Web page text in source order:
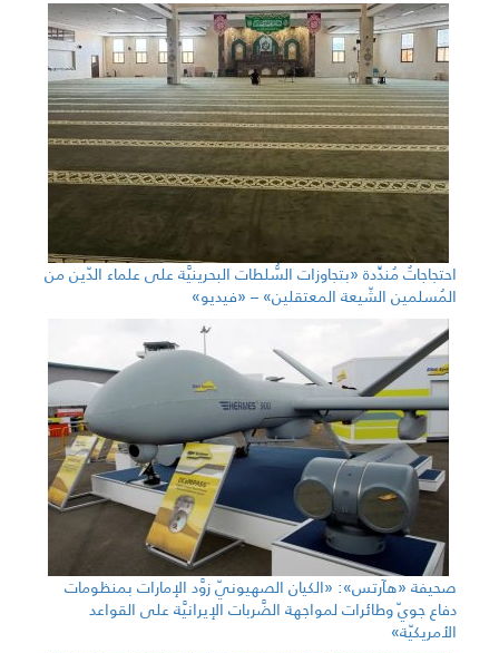
احتجاجاتٌ مُندِّدة «بتجاوزات السُّلطات البحرينيَّة على علماء الدّين من
المُسلمين الشّيعة المعتقلين» – «فيديو»
صحيفة «هآرتس»: «الكيان الصهيونيّ زوَّد الإمارات بمنظومات
دفاع جويّ وطائرات لمواجهة الضَّربات الإيرانيَّة على القواعد
الأمريكيّة»